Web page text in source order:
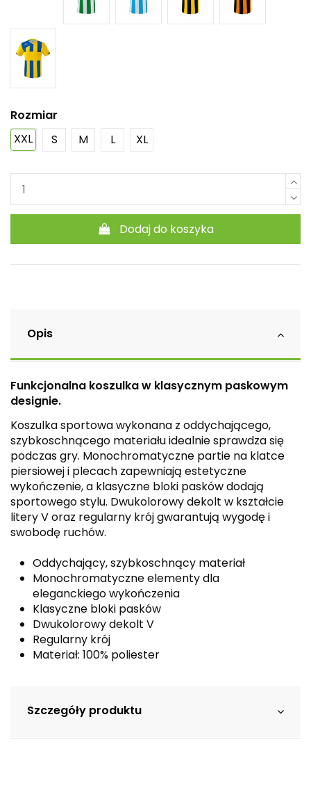
Rozmiar
XXL
S M L XL
Dodaj do koszyka
Opis
Funkcjonalna koszulka w klasycznym paskowym
designie.
Koszulka sportowa wykonana z oddychającego,
szybkoschnącego materiału idealnie sprawdza się
podczas gry. Monochromatyczne partie na klatce
piersiowej i plecach zapewniają estetyczne
wykończenie, a klasyczne bloki pasków dodają
sportowego stylu. Dwukolorowy dekolt w kształcie
litery V oraz regularny krój gwarantują wygodę i
swobodę ruchów.
Oddychający, szybkoschnący materiał
Monochromatyczne elementy dla
eleganckiego wykończenia
Klasyczne bloki pasków
Dwukolorowy dekolt V
Regularny krój
Materiał: 100% poliester
Szczegóły produktu